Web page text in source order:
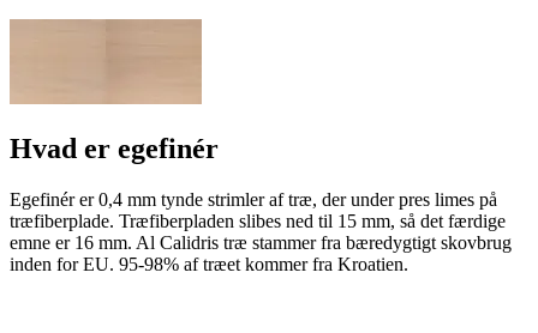
Hvad er egefinér
Egefinér er 0,4 mm tynde strimler af træ, der under pres limes på
træfiberplade. Træfiberpladen slibes ned til 15 mm, så det færdige
emne er 16 mm. Al Calidris træ stammer fra bæredygtigt skovbrug
inden for EU. 95-98% af træet kommer fra Kroatien.